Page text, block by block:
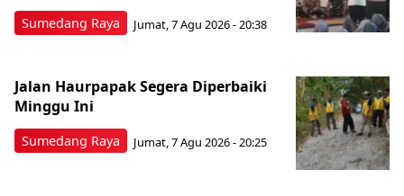
Sumedang Raya Jumat, 7 Agu 2026 - 20:38
Sumedang Raya
Jalan Haurpapak Segera Diperbaiki
Minggu Ini
Jumat, 7 Agu 2026 - 20:25